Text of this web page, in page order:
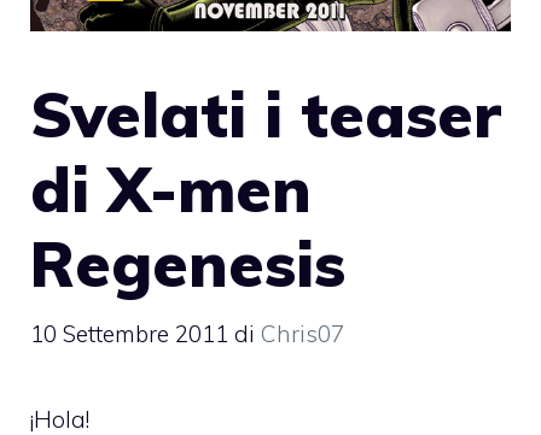
Svelati i teaser
di X-men
Regenesis
10 Settembre 2011 di Chris07
¡Hola!